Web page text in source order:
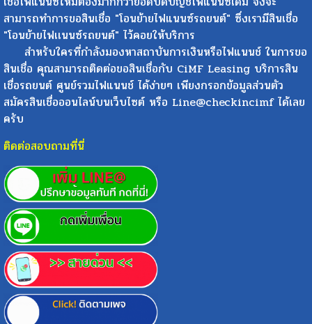
สามารถทำการขอสินเชื่อ "โอนย้ายไฟแนนซ์รถยนต์" ซึ่งเรามีสินเชื่อ
"โอนย้ายไฟเเนนซ์รถยนต์" ไว้คอยให้บริการ
สำหรับใครที่กำลังมองหาสถาบันการเงินหรือไฟแนนช์ ในการขอ
สินเชื่อ คุณสามารถติดต่อขอสินเชื่อกับ CiMF Leasing บริการสิน
เชื่อรถยนต์ ศูนย์รวมไฟแนนช์ ได้ง่ายๆ เพียงกรอกข้อมูลส่วนตัว
สมัครสินเชื่อออนไลน์บนเว็บไซต์ หรือ Line@checkincimf ได้เลย
ครับ
ติดต่อสอบถามที่นี่